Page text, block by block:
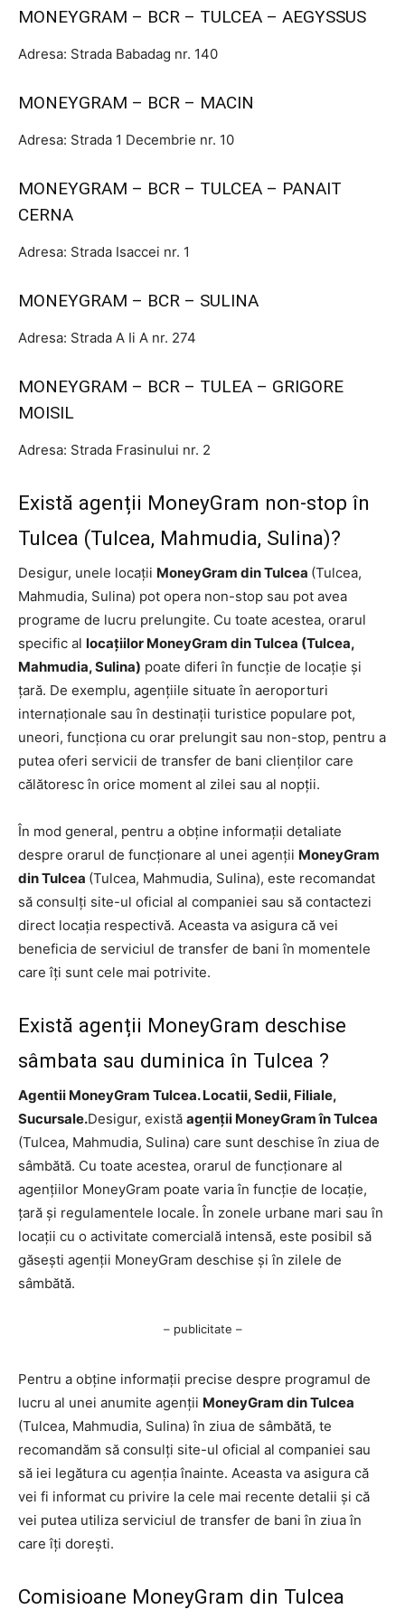
MONEYGRAM – BCR – TULCEA – AEGYSSUS
Adresa: Strada Babadag nr. 140
MONEYGRAM – BCR – MACIN
Adresa: Strada 1 Decembrie nr. 10
MONEYGRAM – BCR – TULCEA – PANAIT
CERNA
Adresa: Strada Isaccei nr. 1
MONEYGRAM – BCR – SULINA
Adresa: Strada A Ii A nr. 274
MONEYGRAM – BCR – TULEA – GRIGORE
MOISIL
Adresa: Strada Frasinului nr. 2
Există agenții MoneyGram non-stop în
Tulcea (Tulcea, Mahmudia, Sulina)?
Desigur, unele locații MoneyGram din Tulcea (Tulcea,
Mahmudia, Sulina) pot opera non-stop sau pot avea
programe de lucru prelungite. Cu toate acestea, orarul
specific al locațiilor MoneyGram din Tulcea (Tulcea,
Mahmudia, Sulina) poate diferi în funcție de locație și
țară. De exemplu, agențiile situate în aeroporturi
internaționale sau în destinații turistice populare pot,
uneori, funcționa cu orar prelungit sau non-stop, pentru a
putea oferi servicii de transfer de bani clienților care
călătoresc în orice moment al zilei sau al nopții.
În mod general, pentru a obține informații detaliate
despre orarul de funcționare al unei agenții MoneyGram
din Tulcea (Tulcea, Mahmudia, Sulina), este recomandat
să consulți site-ul oficial al companiei sau să contactezi
direct locația respectivă. Aceasta va asigura că vei
beneficia de serviciul de transfer de bani în momentele
care îți sunt cele mai potrivite.
Există agenții MoneyGram deschise
sâmbata sau duminica în Tulcea ?
Agentii MoneyGram Tulcea. Locatii, Sedii, Filiale,
Sucursale.Desigur, există agenții MoneyGram în Tulcea
(Tulcea, Mahmudia, Sulina) care sunt deschise în ziua de
sâmbătă. Cu toate acestea, orarul de funcționare al
agențiilor MoneyGram poate varia în funcție de locație,
țară și regulamentele locale. În zonele urbane mari sau în
locații cu o activitate comercială intensă, este posibil să
găsești agenții MoneyGram deschise și în zilele de
sâmbătă.
– publicitate –
Pentru a obține informații precise despre programul de
lucru al unei anumite agenții MoneyGram din Tulcea
(Tulcea, Mahmudia, Sulina) în ziua de sâmbătă, te
recomandăm să consulți site-ul oficial al companiei sau
să iei legătura cu agenția înainte. Aceasta va asigura că
vei fi informat cu privire la cele mai recente detalii și că
vei putea utiliza serviciul de transfer de bani în ziua în
care îți dorești.
Comisioane MoneyGram din Tulcea